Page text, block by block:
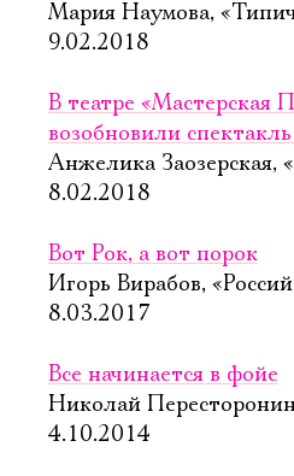
Мария Наумова,
9.02.2018
В театре «Мастерская
возобновили
Анжелика Заозерская,
8.02.2018
Вот Рок, а вот порок
Игорь Вирабов,
8.03.2017
Все начинается в фойе
Николай
4.10.2014